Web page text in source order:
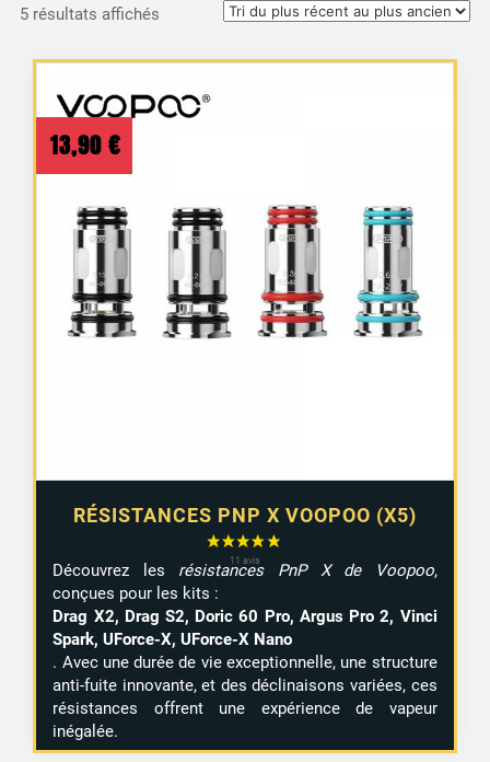
5 résultats affichésTrié
récent
RÉSISTANCES PNP X VOOPOO (X5)
13,90 €
Découvrez les résistances PnP X de Voopoo,
conçues pour les kits :
Drag X2, Drag S2, Doric 60 Pro, Argus Pro 2, Vinci
Spark, UForce-X, UForce-X Nano
. Avec une durée de vie exceptionnelle, une structure
anti-fuite innovante, et des déclinaisons variées, ces
résistances offrent une expérience de vapeur
inégalée.